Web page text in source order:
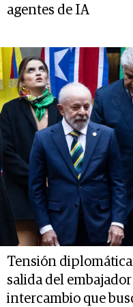
agentes de IA
Tensión
salida del
intercambio que